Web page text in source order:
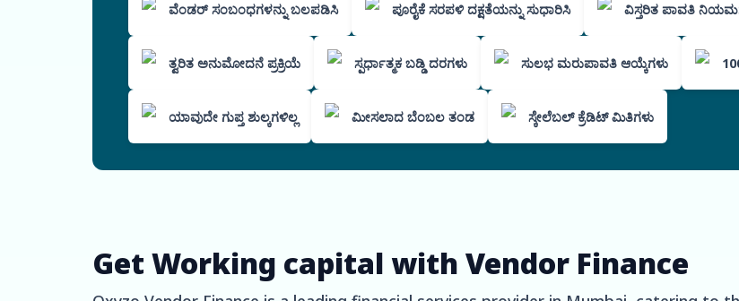
ವೆಂಡರ್ ಸಂಬಂಧಗಳನ್ನು ಬಲಪಡಿಸಿ ಪೂರೈಕೆ ಸರಪಳಿ ದಕ್ಷತೆಯನ್ನು ಸುಧಾರಿಸಿ ವಿಸ್ತರಿತ ಪಾವತಿ
ತ್ವರಿತ ಅನುಮೋದನೆ ಪ್ರಕ್ರಿಯೆ ಸ್ಪರ್ಧಾತ್ಮಕ ಬಡ್ಡಿ ದರಗಳು ಸುಲಭ ಮರುಪಾವತಿ ಆಯ್ಕೆಗಳು
ಯಾವುದೇ ಗುಪ್ತ ಶುಲ್ಕಗಳಿಲ್ಲ ಮೀಸಲಾದ ಬೆಂಬಲ ತಂಡ ಸ್ಕೇಲೆಬಲ್ ಕ್ರೆಡಿಟ್ ಮಿತಿಗಳು
Get Working capital with Vendor Finance